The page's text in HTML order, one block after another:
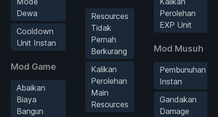
Dewa
Cooldown
Unit Instan
Mod Game
Abaikan
Biaya
Bangun
Resources
Tidak
Pernah
Berkurang
Kalikan
Perolehan
Main
Resources
Perolehan
EXP Unit
Mod Musuh
Pembunuhan
Instan
Gandakan
Damage